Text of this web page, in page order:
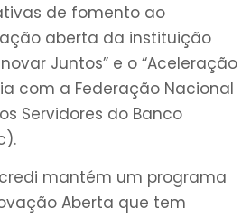
de fomento ao
aberta da instituição
Juntos” e o “Aceleração
com a Federação Nacional
Servidores do Banco
mantém um programa
Aberta que tem